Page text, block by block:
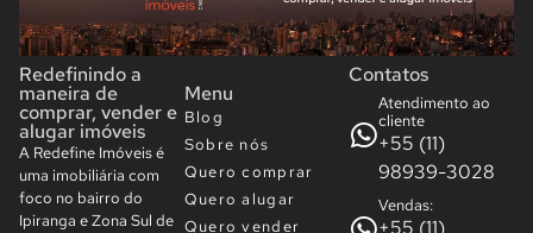
Redefinindo a
maneira de
comprar, vender e
alugar imóveis
A Redefine Imóveis é
uma imobiliária com
foco no bairro do
Ipiranga e Zona Sul de
Menu
Blog
Sobre nós
Quero comprar
Quero alugar
Quero vender
Contatos
Atendimento ao
cliente
+55 (11)
98939-3028
Vendas:
+55 (11)